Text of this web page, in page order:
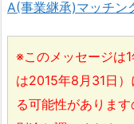
A(事業継承)マッチン
※このメッセージは
は2015年8月31日
る可能性がありま